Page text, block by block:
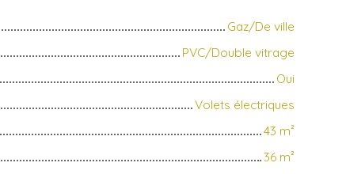
Gaz/De ville
PVC/Double vitrage
Oui
Volets électriques
43 m²
36 m²